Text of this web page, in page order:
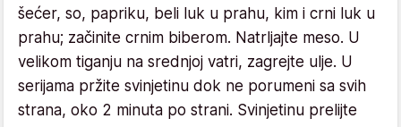
šećer, so, papriku, beli luk u prahu, kim i crni luk u
prahu; začinite crnim biberom. Natrljajte meso. U
velikom tiganju na srednjoj vatri, zagrejte ulje. U
serijama pržite svinjetinu dok ne porumeni sa svih
strana, oko 2 minuta po strani. Svinjetinu prelijte